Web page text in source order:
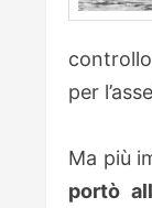
controllo
per
Ma più
portò